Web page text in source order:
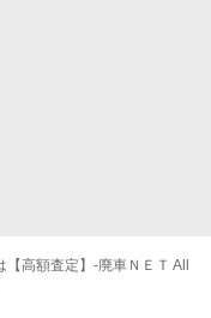
高額査定】-廃車ＮＥＴ All